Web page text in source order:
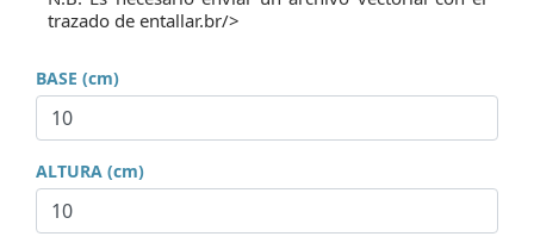
trazado de entallar.br/>
BASE (cm)
ALTURA (cm)